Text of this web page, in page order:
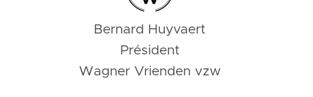
Bernard Huyvaert
Président
Wagner Vrienden vzw